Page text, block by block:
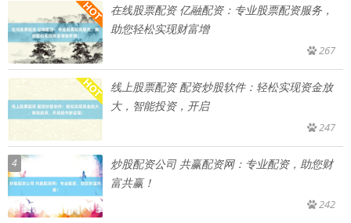
在线股票配资 亿融配资：专业股票配资服务，
助您轻松实现财富增
267
线上股票配资 配资炒股软件：轻松实现资金放
大，智能投资，开启
247
4
炒股配资公司 共赢配资网：专业配资，助您财
富共赢！
242